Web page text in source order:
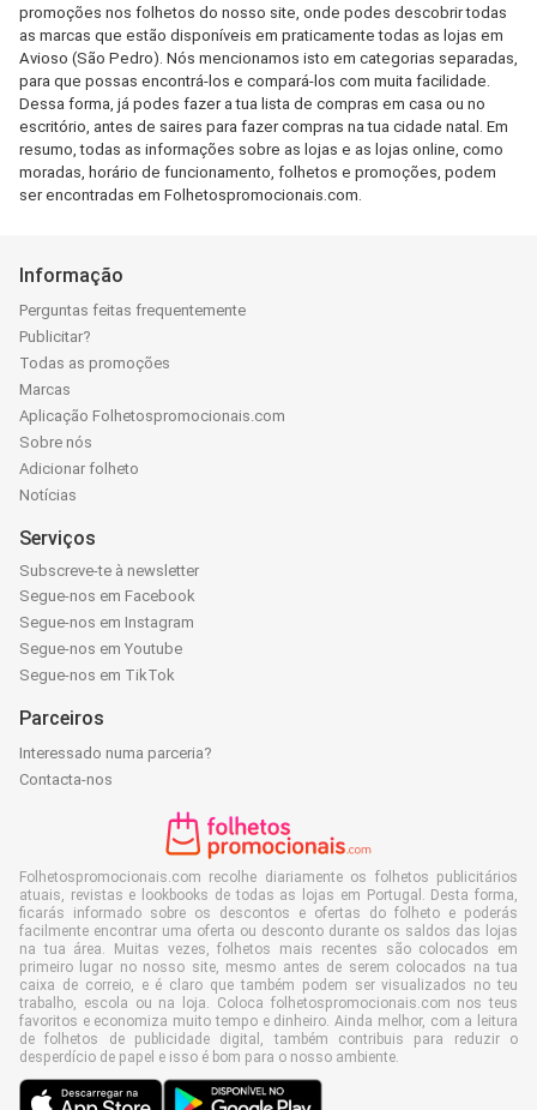
promoções nos folhetos do nosso site, onde podes descobrir todas
as marcas que estão disponíveis em praticamente todas as lojas em
Avioso (São Pedro). Nós mencionamos isto em categorias separadas,
para que possas encontrá-los e compará-los com muita facilidade.
Dessa forma, já podes fazer a tua lista de compras em casa ou no
escritório, antes de saires para fazer compras na tua cidade natal. Em
resumo, todas as informações sobre as lojas e as lojas online, como
moradas, horário de funcionamento, folhetos e promoções, podem
ser encontradas em Folhetospromocionais.com.
Informação
Perguntas feitas frequentemente
Publicitar?
Todas as promoções
Marcas
Aplicação Folhetospromocionais.com
Sobre nós
Adicionar folheto
Notícias
Serviços
Subscreve-te à newsletter
Segue-nos em Facebook
Segue-nos em Instagram
Segue-nos em Youtube
Segue-nos em TikTok
Parceiros
Interessado numa parceria?
Contacta-nos
Folhetospromocionais.com recolhe diariamente os folhetos publicitários
atuais, revistas e lookbooks de todas as lojas em Portugal. Desta forma,
ficarás informado sobre os descontos e ofertas do folheto e poderás
facilmente encontrar uma oferta ou desconto durante os saldos das lojas
na tua área. Muitas vezes, folhetos mais recentes são colocados em
primeiro lugar no nosso site, mesmo antes de serem colocados na tua
caixa de correio, e é claro que também podem ser visualizados no teu
trabalho, escola ou na loja. Coloca folhetospromocionais.com nos teus
favoritos e economiza muito tempo e dinheiro. Ainda melhor, com a leitura
de folhetos de publicidade digital, também contribuis para reduzir o
desperdício de papel e isso é bom para o nosso ambiente.